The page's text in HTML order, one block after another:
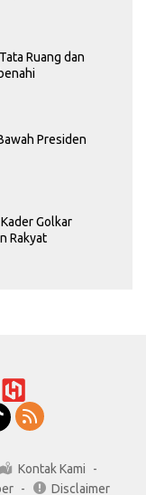
Ruang dan
Presiden
Golkar
Rakyat
Kontak Kami
Disclaimer